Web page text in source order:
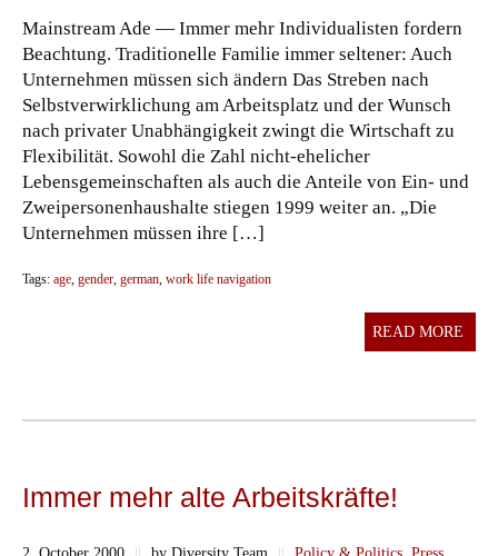
Mainstream Ade — Immer mehr Individualisten fordern
Beachtung. Traditionelle Familie immer seltener: Auch
Unternehmen müssen sich ändern Das Streben nach
Selbstverwirklichung am Arbeitsplatz und der Wunsch
nach privater Unabhängigkeit zwingt die Wirtschaft zu
Flexibilität. Sowohl die Zahl nicht-ehelicher
Lebensgemeinschaften als auch die Anteile von Ein- und
Zweipersonenhaushalte stiegen 1999 weiter an. „Die
Unternehmen müssen ihre […]
Tags: age, gender, german, work life navigation
READ MORE
Immer mehr alte Arbeitskräfte!